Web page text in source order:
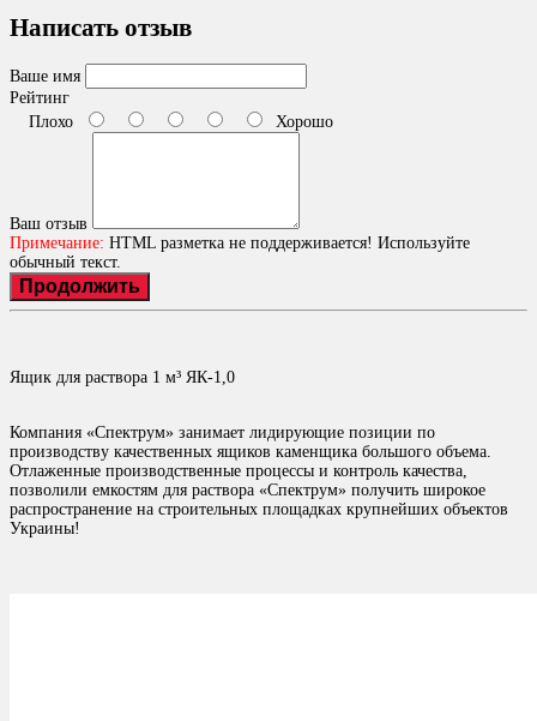
Написать отзыв
Ваше имя
Рейтинг
Плохо
Хорошо
Ваш отзыв
Примечание: HTML разметка не поддерживается! Используйте
обычный текст.
Продолжить
Ящик для раствора 1 м³ ЯК-1,0
Компания «Спектрум» занимает лидирующие позиции по
производству качественных ящиков каменщика большого объема.
Отлаженные производственные процессы и контроль качества,
позволили емкостям для раствора «Спектрум» получить широкое
распространение на строительных площадках крупнейших объектов
Украины!